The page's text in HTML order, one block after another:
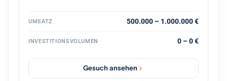
ist komplett ausgestattet und sofort betriebsbereit.
Reifenmontage und Service aller Fahrzeugtypen(LKWs
auch Lkw problemlos einfahren können Hebebühnen und
professionelles Equipment für Fahrzeuge Bestehender
Kundenstamm und laufender Geschäftsbetrieb Gute Lage
UMSATZ 500.000 – 1.000.000 €
INVESTITIONSVOLUMEN 0 – 0 €
Gesuch ansehen